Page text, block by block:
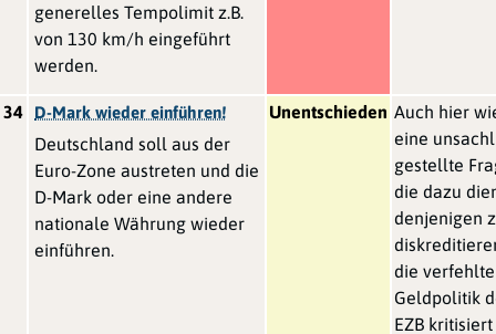
generelles Tempolimit z.B.
von 130 km/h eingeführt
werden.
34 D-Mark wieder einführen!
Deutschland soll aus der
Euro-Zone austreten und die
D-Mark oder eine andere
nationale Währung wieder
einführen.
Unentschieden Auch hier
eine
gestellte
die dazu
denjenigen
die verfehlte
Geldpolitik
EZB kritisiert